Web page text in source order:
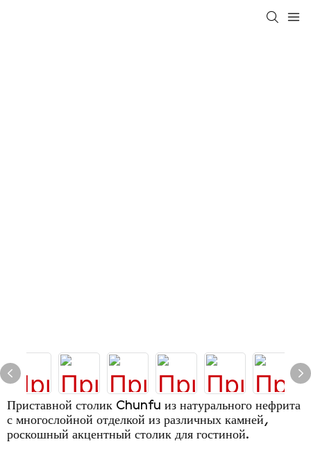
Приставной столик Chunfu из натурального нефрита
с многослойной отделкой из различных камней,
роскошный акцентный столик для гостиной.